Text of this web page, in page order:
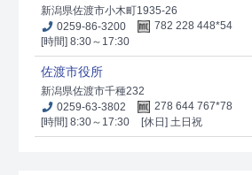
新潟県佐渡市小木町1935-26
0259-86-3200
782 228 448*54
[時間] 8:30～17:30
佐渡市役所
新潟県佐渡市千種232
0259-63-3802
278 644 767*78
[時間] 8:30～17:30
[休日] 土日祝